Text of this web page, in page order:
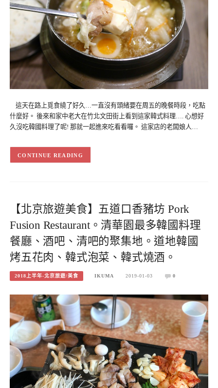
這天在路上覓食繞了好久…一直沒有頭緒要在周五的晚餐時段，吃點
什麼好。 後來和家中老大在竹北文田街上看到這家韓式料理…. 心想好
久沒吃韓國料理了呢! 那就一起進來吃看看囉。 這家店的老闆娘人…
CONTINUE READING
【北京旅遊美食】五道口香豬坊 Pork
Fusion Restaurant。清華園最多韓國料理
餐廳、酒吧、清吧的聚集地。道地韓國
烤五花肉、韓式泡菜、韓式燒酒。
2018上半年-北京旅遊/美食 IKUMA 2019-01-03 0